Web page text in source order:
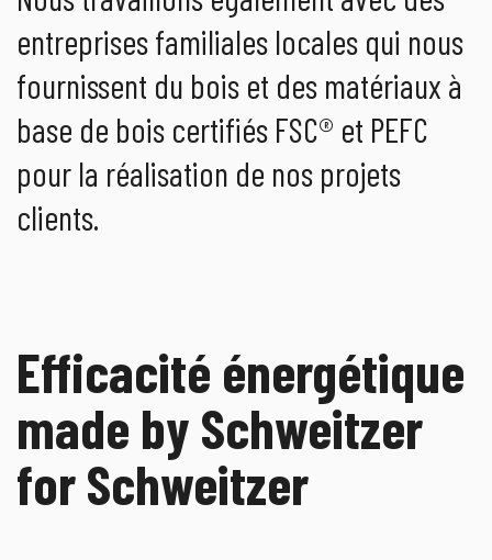
entreprises familiales locales qui nous
fournissent du bois et des matériaux à
base de bois certifiés FSC® et PEFC
pour la réalisation de nos projets
clients.
Efficacité énergétique
made by Schweitzer
for Schweitzer